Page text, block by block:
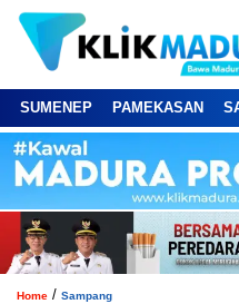
SUMENEP PAMEKASAN
Home / Sampang